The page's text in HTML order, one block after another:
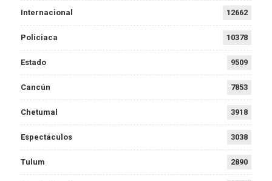
Internacional 12662
Policiaca 10378
Estado 9509
Cancún 7853
Chetumal 3918
Espectáculos 3038
Tulum 2890